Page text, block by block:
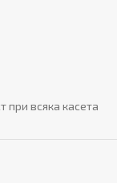
при всяка касета